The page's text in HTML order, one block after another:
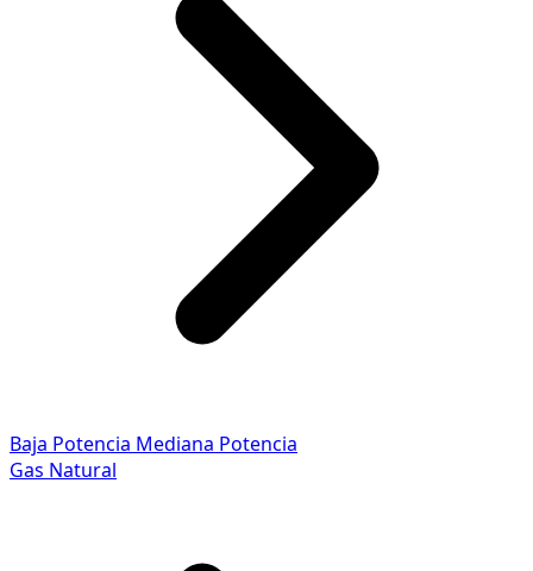
Baja Potencia Mediana Potencia
Gas Natural